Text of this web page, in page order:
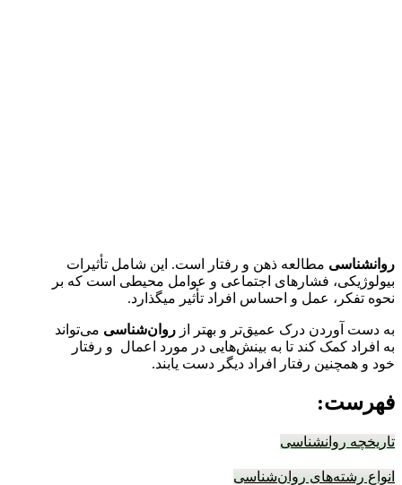
روانشناسی مطالعه ذهن و رفتار است. این شامل تأثیرات
بیولوژیکی، فشارهای اجتماعی و عوامل محیطی است که بر
نحوه تفکر، عمل و احساس افراد تأثیر میگذارد.
به دست آوردن درک عمیق‌تر و بهتر از روان‌شناسی می‌تواند
به افراد کمک کند تا به بینش‌هایی در مورد اعمال و رفتار
خود و همچنین رفتار افراد دیگر دست یابند.
فهرست:
تاریخچه روانشناسی
انواع رشته‌های روان‌شناسی